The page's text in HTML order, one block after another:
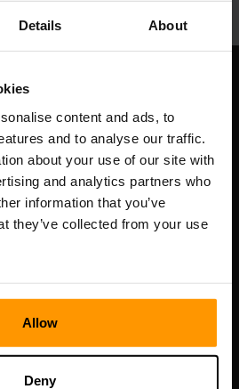
Details About
content and ads, to
and to analyse our traffic.
about your use of our site with
and analytics partners who
information that you’ve
they’ve collected from your use
Allow
Deny
OÜ
Tallinn, Kesklinna linnaosa,